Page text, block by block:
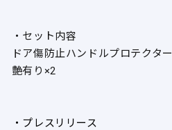
・セット内容
ドア傷防止ハンドルプロテクター
艶有り×2
・プレスリリース